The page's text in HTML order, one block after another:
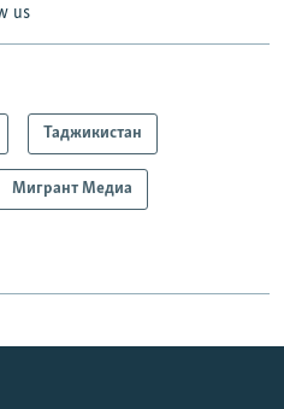
us
Таджикистан
Мигрант Медиа